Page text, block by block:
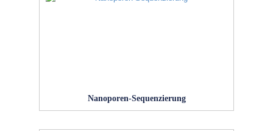
Nanoporen-Sequenzierung